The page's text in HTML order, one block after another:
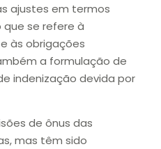
ajustes em termos
que se refere à
às obrigações
a formulação de
indenização devida por
de ônus das
mas têm sido